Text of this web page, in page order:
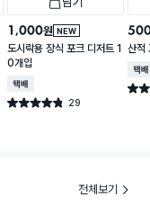
NEW
1,000원
도시락용 장식 포크 디저트 1
0개입
택배배송
별점 4.8점 29
건 작성
산적
택배
별점
전체보기